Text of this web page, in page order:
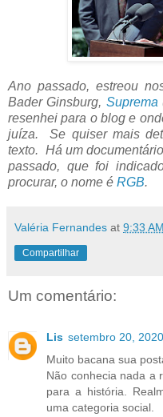
Ano passado, estreou
Bader Ginsburg, Suprema
resenhei para o blog e
juíza. Se quiser mais
texto. Há um
passado, que foi
procurar, o nome é RGB.
Valéria Fernandes at 9:33 AM
Compartilhar
Um comentário:
Lis setembro 20,
Muito bacana sua
Não conhecia nada a
para a história.
uma categoria social.